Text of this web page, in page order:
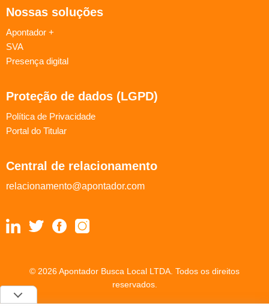
Nossas soluções
Apontador +
SVA
Presença digital
Proteção de dados (LGPD)
Política de Privacidade
Portal do Titular
Central de relacionamento
relacionamento@apontador.com
© 2026 Apontador Busca Local LTDA. Todos os direitos
reservados.